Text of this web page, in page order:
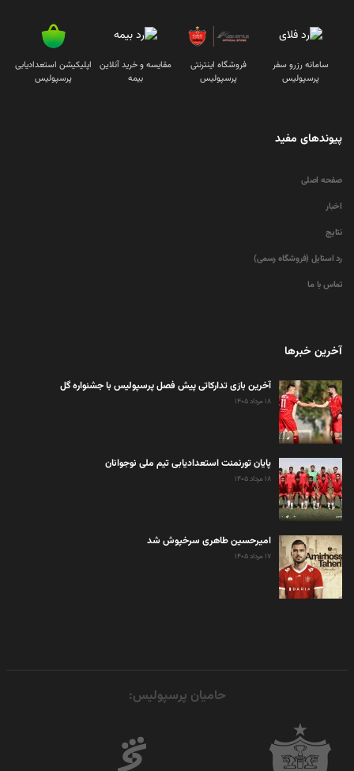
سامانه رزرو سفر
پرسپولیس
فروشگاه اینترنتی
پرسپولیس
مقایسه و خرید آنلاین
بیمه
اپلیکیشن استعدادیابی
پرسپولیس
پیوندهای مفید
صفحه اصلی
اخبار
نتایج
رد استایل (فروشگاه رسمی)
تماس با ما
آخرین خبرها
آخرین بازی تدارکاتی پیش فصل پرسپولیس با جشنواره گل
۱۸ مرداد ۱۴۰۵
پایان تورنمنت استعدادیابی تیم ملی نوجوانان
۱۸ مرداد ۱۴۰۵
امیرحسین طاهری سرخپوش شد
۱۷ مرداد ۱۴۰۵
حامیان پرسپولیس: